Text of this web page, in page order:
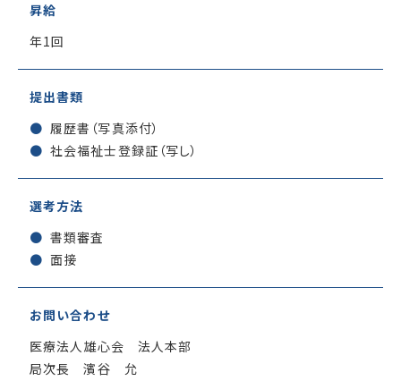
昇給
年1回
提出書類
履歴書（写真添付）
社会福祉士登録証（写し）
選考方法
書類審査
面接
お問い合わせ
医療法人雄心会 法人本部
局次長 濱谷 允